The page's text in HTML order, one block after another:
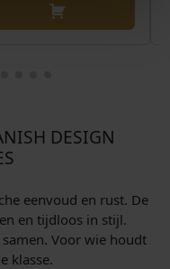
DESIGN
eenvoud en rust. De
en tijdloos in stijl.
Voor wie houdt
klasse.